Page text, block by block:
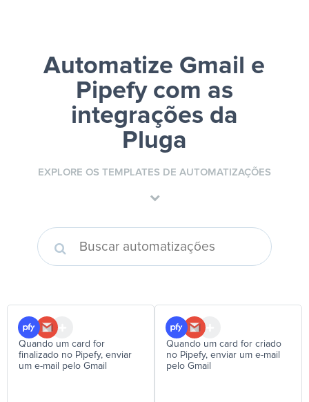
Automatize Gmail e
Pipefycom as
integrações da
Pluga
EXPLORE OS TEMPLATES DE AUTOMATIZAÇÕES
Quando um card for
finalizado no Pipefy, enviar
um e-mail pelo Gmail
Quando um card for criado
no Pipefy, enviar um e-mail
pelo Gmail